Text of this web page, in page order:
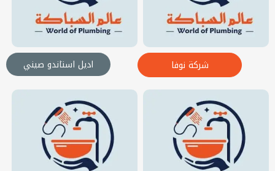
شركة نوفا اديل استاندو صيني